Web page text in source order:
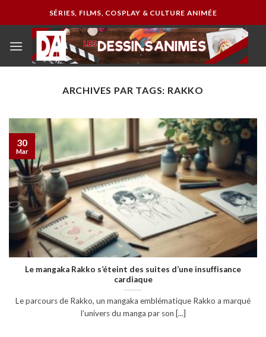
SÉRIES, FILMS, COSPLAY & CULTURE ANIMÉE
ARCHIVES PAR TAGS: RAKKO
Le mangaka Rakko s’éteint des suites d’une insuffisance
cardiaque
Le parcours de Rakko, un mangaka emblématique Rakko a marqué
l’univers du manga par son [...]
30
Mar